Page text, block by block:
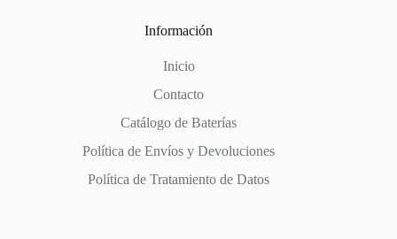
Información
Inicio
Contacto
Catálogo de Baterías
Política de Envíos y Devoluciones
Política de Tratamiento de Datos